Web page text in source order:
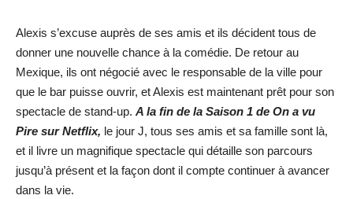
Alexis s’excuse auprès de ses amis et ils décident tous de
donner une nouvelle chance à la comédie. De retour au
Mexique, ils ont négocié avec le responsable de la ville pour
que le bar puisse ouvrir, et Alexis est maintenant prêt pour son
spectacle de stand-up. A la fin de la Saison 1 de On a vu
Pire sur Netflix, le jour J, tous ses amis et sa famille sont là,
et il livre un magnifique spectacle qui détaille son parcours
jusqu’à présent et la façon dont il compte continuer à avancer
dans la vie.